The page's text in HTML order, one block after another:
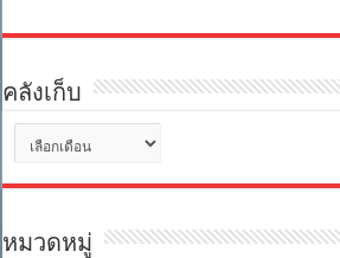
คลังเก็บ
เก็บ
หมวดหมู่